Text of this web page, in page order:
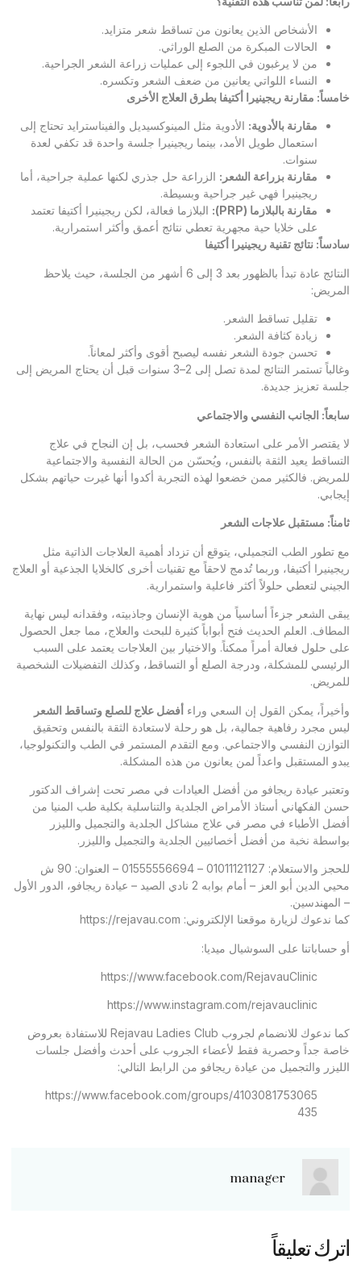
الأشخاص الذين يعانون من تساقط شعر متزايد.
الحالات المبكرة من الصلع الوراثي.
من لا يرغبون في اللجوء إلى عمليات زراعة الشعر الجراحية.
النساء اللواتي يعانين من ضعف الشعر وتكسره.
خامساً: مقارنة ريجينيرا أكتيفا بطرق العلاج الأخرى
مقارنة بالأدوية: الأدوية مثل المينوكسيديل والفيناسترايد تحتاج إلى
استعمال طويل الأمد، بينما ريجينيرا جلسة واحدة قد تكفي لعدة
سنوات.
مقارنة بزراعة الشعر : الزراعة حل جذري لكنها عملية جراحية، أما
ريجينيرا فهي غير جراحية وبسيطة.
مقارنة بالبلازما (PRP):
البلازما فعالة، لكن ريجينيرا أكتيفا تعتمد
على خلايا حية مجهرية تعطي نتائج أعمق وأكثر استمرارية.
سادساً: نتائج تقنية ريجينيرا أكتيفا
النتائج عادة تبدأ بالظهور بعد 3 إلى 6 أشهر من الجلسة، حيث يلاحظ
المريض:
تقليل تساقط الشعر.
زيادة كثافة الشعر.
تحسن جودة الشعر نفسه ليصبح أقوى وأكثر لمعاناً.
وغالباً تستمر النتائج لمدة تصل إلى 2–3 سنوات قبل أن يحتاج المريض إلى
جلسة تعزيز جديدة.
سابعاً: الجانب النفسي والاجتماعي
لا يقتصر الأمر على استعادة الشعر فحسب، بل إن النجاح في علاج
التساقط يعيد الثقة بالنفس، ويُحسّن من الحالة النفسية والاجتماعية
للمريض. فالكثير ممن خضعوا لهذه التجربة أكدوا أنها غيرت حياتهم بشكل
إيجابي.
ثامناً: مستقبل علاجات الشعر
مع تطور الطب التجميلي، يتوقع أن تزداد أهمية العلاجات الذاتية مثل
ريجينيرا أكتيفا، وربما تُدمج لاحقاً مع تقنيات أخرى كالخلايا الجذعية أو العلاج
الجيني لتعطي حلولاً أكثر فاعلية واستمرارية.
يبقى الشعر جزءاً أساسياً من هوية الإنسان وجاذبيته، وفقدانه ليس نهاية
المطاف. العلم الحديث فتح أبواباً كثيرة للبحث والعلاج، مما جعل الحصول
على حلول فعالة أمراً ممكناً. والاختيار بين العلاجات يعتمد على السبب
الرئيسي للمشكلة، ودرجة الصلع أو التساقط، وكذلك التفضيلات الشخصية
للمريض.
وأخيراً، يمكن القول إن السعي وراء أفضل علاج للصلع وتساقط الشعر
ليس مجرد رفاهية جمالية، بل هو رحلة لاستعادة الثقة بالنفس وتحقيق
التوازن النفسي والاجتماعي. ومع التقدم المستمر في الطب والتكنولوجيا،
يبدو المستقبل واعداً لمن يعانون من هذه المشكلة.
وتعتبر عيادة ريجافو من أفضل العيادات في مصر تحت إشراف الدكتور
حسن الفكهاني أستاذ الأمراض الجلدية والتناسلية بكلية طب المنيا من
أفضل الأطباء في مصر في علاج مشاكل الجلدية والتجميل والليزر
بواسطة نخبة من أفضل أخصائيين الجلدية والتجميل والليزر.
للحجز والاستعلام: 01011121127 – 01555556694 – العنوان: 90 ش
محيي الدين أبو العز – أمام بوابه 2 نادي الصيد – عيادة ريجافو، الدور الأول
– المهندسين.
كما ندعوك لزيارة موقعنا الإلكتروني: https://rejavau.com
أو حساباتنا على السوشيال ميديا:
https://www.facebook.com/RejavauClinic
https://www.instagram.com/rejavauclinic
كما ندعوك للانضمام لجروب Rejavau Ladies Club للاستفادة بعروض
خاصة جداً وحصرية فقط لأعضاء الجروب على أحدث وأفضل جلسات
الليزر والتجميل من عيادة ريجافو من الرابط التالي:
https://www.facebook.com/groups/4103081753065
435
manager
اترك تعليقاً